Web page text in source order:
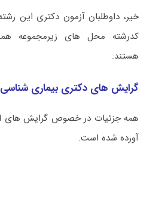
خیر، داوطلبان آزمون دکتری این
کدرشته محل های زیرمجموعه
هستند.
گرایش های دکتری بیماری‌
همه جزئیات در خصوص گرایش های
آورده شده است.